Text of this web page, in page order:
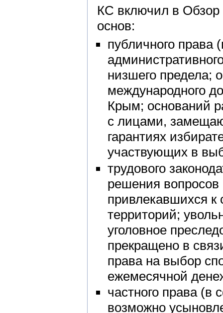
КС включил в
основ:
публичного права
низшего предела;
международного
Крым; оснований
с лицами,
гарантиях
участвующих в
трудового
решения
привлекавшихся
территорий;
уголовное
прекращено в
права на выбор
ежемесячной
частного права (в
возможно